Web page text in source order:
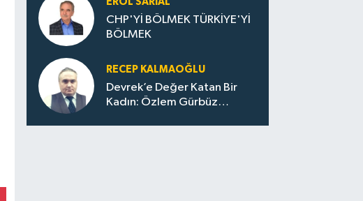
CHP'Yİ BÖLMEK TÜRKİYE'Yİ
BÖLMEK
RECEP KALMAOĞLU
Devrek’e Değer Katan Bir
Kadın: Özlem Gürbüz